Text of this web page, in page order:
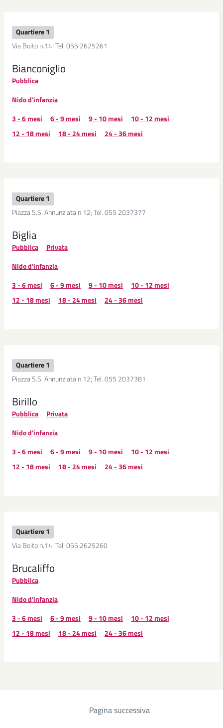
Quartiere 1
Via Boito n.14; Tel. 055 2625261
Bianconiglio
Pubblica
Nido d'infanzia
3 - 6 mesi
6 - 9 mesi 9 - 10 mesi
10 - 12 mesi
12 - 18 mesi
18 - 24 mesi 24 - 36 mesi
Quartiere 1
Piazza S.S. Annunziata n.12; Tel. 055 2037377
Biglia
Pubblica
Privata
Nido d'infanzia
3 - 6 mesi
6 - 9 mesi 9 - 10 mesi
10 - 12 mesi
12 - 18 mesi
18 - 24 mesi 24 - 36 mesi
Quartiere 1
Piazza S.S. Annunziata n.12; Tel. 055 2037381
Birillo
Pubblica
Privata
Nido d'infanzia
3 - 6 mesi
6 - 9 mesi 9 - 10 mesi
10 - 12 mesi
12 - 18 mesi
18 - 24 mesi 24 - 36 mesi
Quartiere 1
Via Boito n.14; Tel. 055 2625260
Brucaliffo
Pubblica
Nido d'infanzia
3 - 6 mesi
6 - 9 mesi 9 - 10 mesi
10 - 12 mesi
12 - 18 mesi
18 - 24 mesi 24 - 36 mesi
Pagina successiva